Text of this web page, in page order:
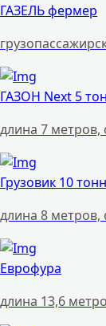
ГАЗЕЛЬ фермер
ГАЗОН Next 5
длина 7
Грузовик 10 тонн
длина 8
Еврофура
длина 13,6